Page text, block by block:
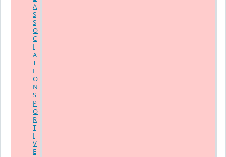
A
S
S
O
C
I
A
T
I
O
N
S
P
O
R
T
I
V
E